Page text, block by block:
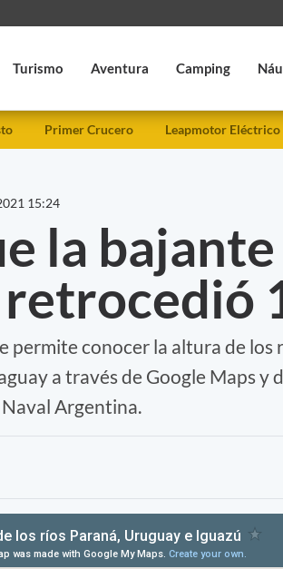
Turismo Aventura Camping
Primer Crucero Leapmotor Eléctrico
15:24
la
permite conocer la altura de los
a través de Google Maps y
Argentina.